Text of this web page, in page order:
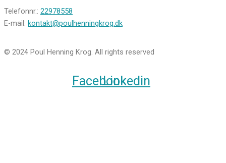
Telefonnr.: 22978558
E-mail: kontakt@poulhenningkrog.dk
© 2024 Poul Henning Krog. All rights reserved
FacebookLinkedin